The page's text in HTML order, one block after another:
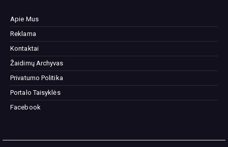
Apie Mus
Reklama
Kontaktai
Žaidimų Archyvas
Privatumo Politika
Portalo Taisyklės
Facebook